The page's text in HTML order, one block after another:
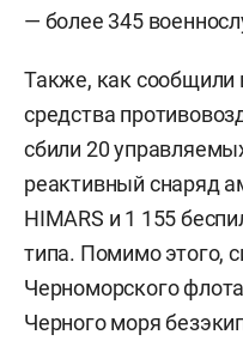
— более 345
Также, как сообщили
средства
сбили 20
реактивный снаряд
HIMARS и 1 155
типа. Помимо этого,
Черноморского
Черного моря